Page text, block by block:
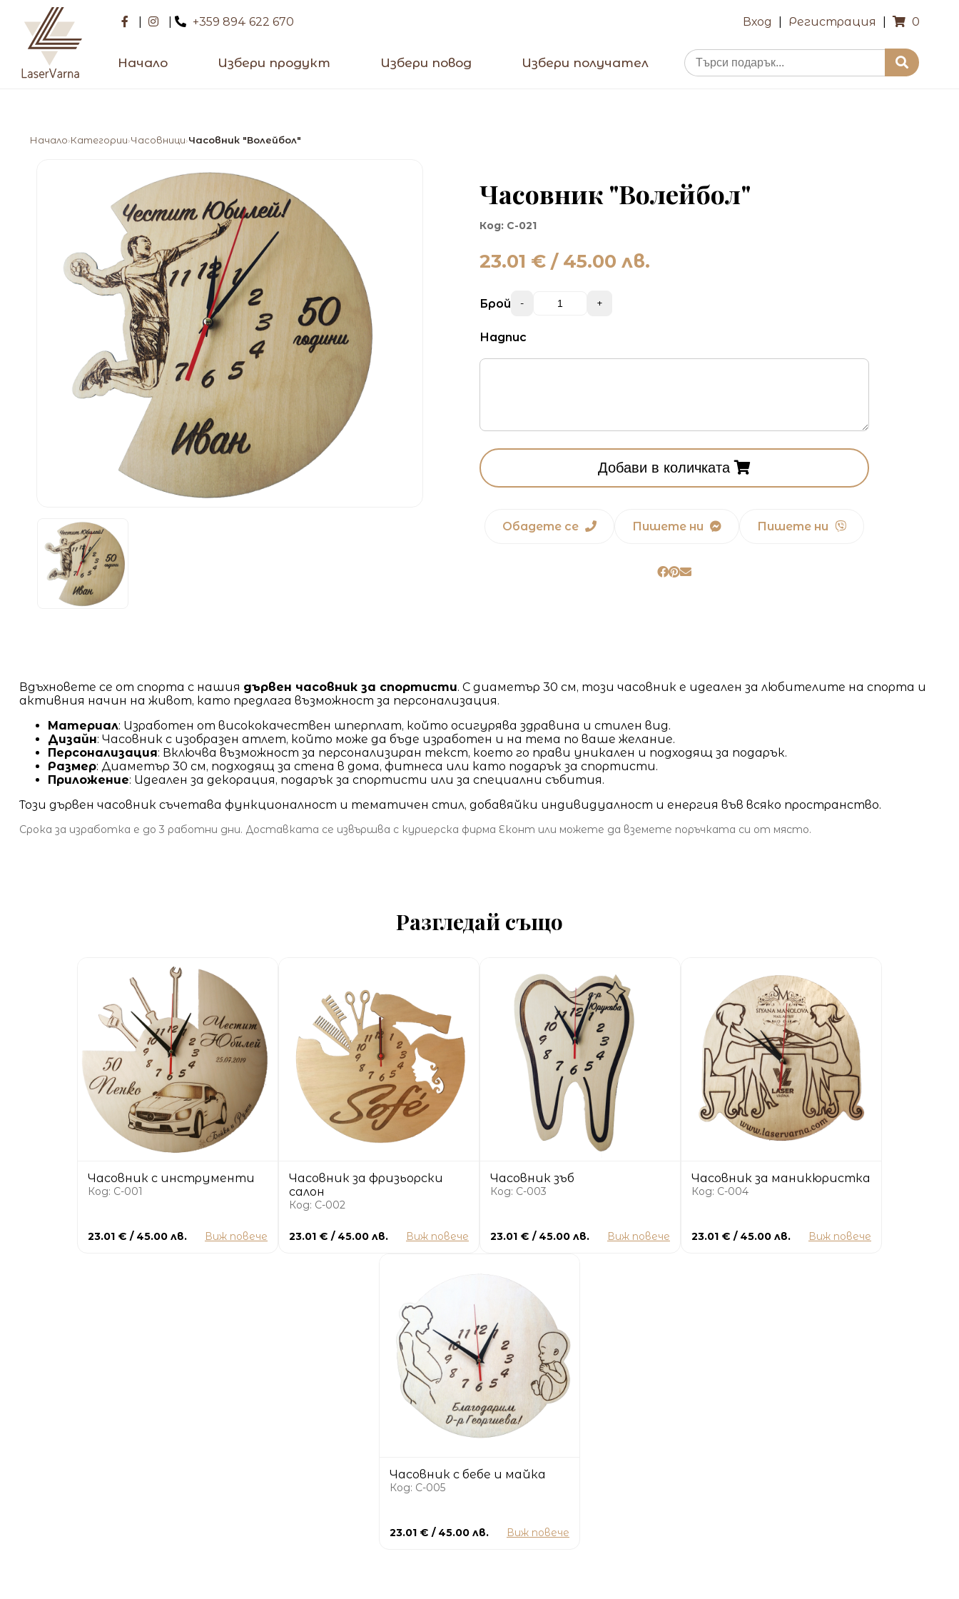
+359 894 622 670 Вход Регистрация 0
Начало Избери продукт Избери повод Избери получател
Начало›Категории›Часовници›Часовник "Волейбол"
Часовник "Волейбол"
Код: C-021
23.01 € / 45.00 лв.
Брой - +
Надпис
Добави в количката
Обадете се Пишете ни Пишете ни
Вдъхновете се от спорта с нашия дървен часовник за спортисти. С диаметър 30 см, този часовник е идеален за любителите на спорта и
активния начин на живот, като предлага възможност за персонализация.
Материал: Изработен от висококачествен шперплат, който осигурява здравина и стилен вид.
Дизайн: Часовник с изобразен атлет, който може да бъде изработен и на тема по ваше желание.
Персонализация: Включва възможност за персонализиран текст, което го прави уникален и подходящ за подарък.
Размер: Диаметър 30 см, подходящ за стена в дома, фитнеса или като подарък за спортисти.
Приложение: Идеален за декорация, подарък за спортисти или за специални събития.
Този дървен часовник съчетава функционалност и тематичен стил, добавяйки индивидуалност и енергия във всяко пространство.
Срока за изработка е до 3 работни дни. Доставката се извършва с куриерска фирма Еконт или можете да вземете поръчката си от място.
Разгледай също
Часовник с инструменти
Код: C-001
23.01 € / 45.00 лв. Виж повече
Часовник за фризьорски
салон
Код: C-002
23.01 € / 45.00 лв. Виж повече
Часовник зъб
Код: C-003
23.01 € / 45.00 лв. Виж повече
Часовник за маникюристка
Код: C-004
23.01 € / 45.00 лв. Виж повече
Часовник с бебе и майка
Код: C-005
23.01 € / 45.00 лв. Виж повече